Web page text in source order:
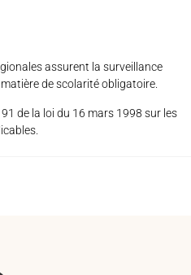
assurent la surveillance
de scolarité obligatoire.
de la loi du 16 mars 1998 sur les